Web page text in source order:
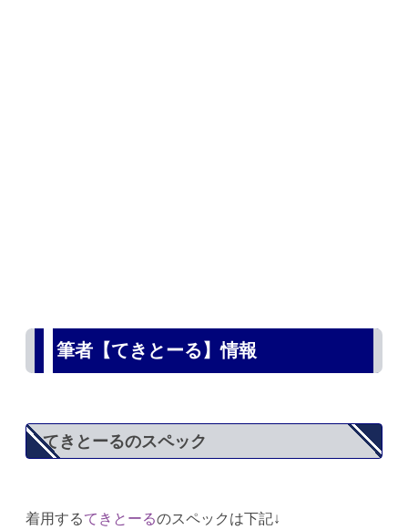
筆者【てきとーる】情報
てきとーるのスペック
着用するてきとーるのスペックは下記↓